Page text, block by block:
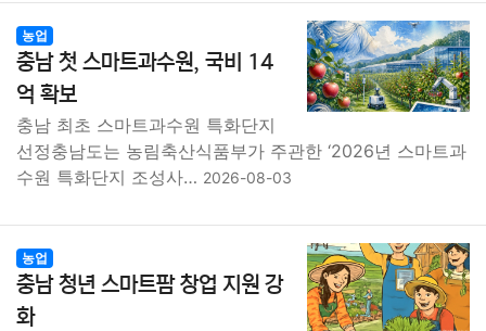
농업
충남 첫 스마트과수원, 국비 14
억 확보
충남 최초 스마트과수원 특화단지
선정충남도는 농림축산식품부가 주관한 ‘2026년 스마트과
수원 특화단지 조성사… 2026-08-03
농업
충남 청년 스마트팜 창업 지원 강
화